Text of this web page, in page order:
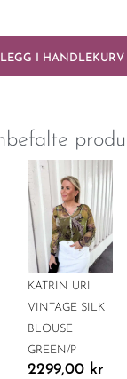
LEGG I HANDLEKURV
KATRIN URI
VINTAGE SILK
BLOUSE
GREEN/P
2299,00 kr